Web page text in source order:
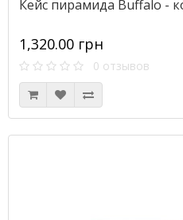
Кейс пирамида Buffalo -
1,320.00 грн
0 отзывов